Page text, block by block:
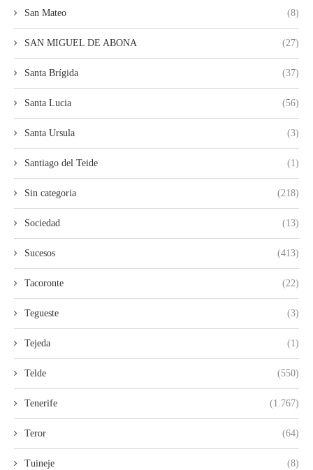
San Mateo (8)
SAN MIGUEL DE ABONA (27)
Santa Brígida (37)
Santa Lucia (56)
Santa Ursula (3)
Santiago del Teide (1)
Sin categoria (218)
Sociedad (13)
Sucesos (413)
Tacoronte (22)
Tegueste (3)
Tejeda (1)
Telde (550)
Tenerife (1.767)
Teror (64)
Tuineje (8)